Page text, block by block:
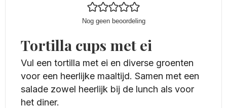
Nog geen beoordeling
Tortilla cups met ei
Vul een tortilla met ei en diverse groenten
voor een heerlijke maaltijd. Samen met een
salade zowel heerlijk bij de lunch als voor
het diner.